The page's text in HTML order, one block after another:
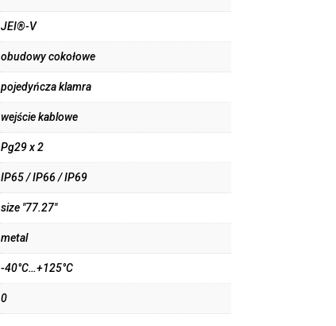
JEI®-V
obudowy cokołowe
pojedyńcza klamra
wejście kablowe
Pg29 x 2
IP65 / IP66 / IP69
size "77.27"
metal
-40°C…+125°C
0